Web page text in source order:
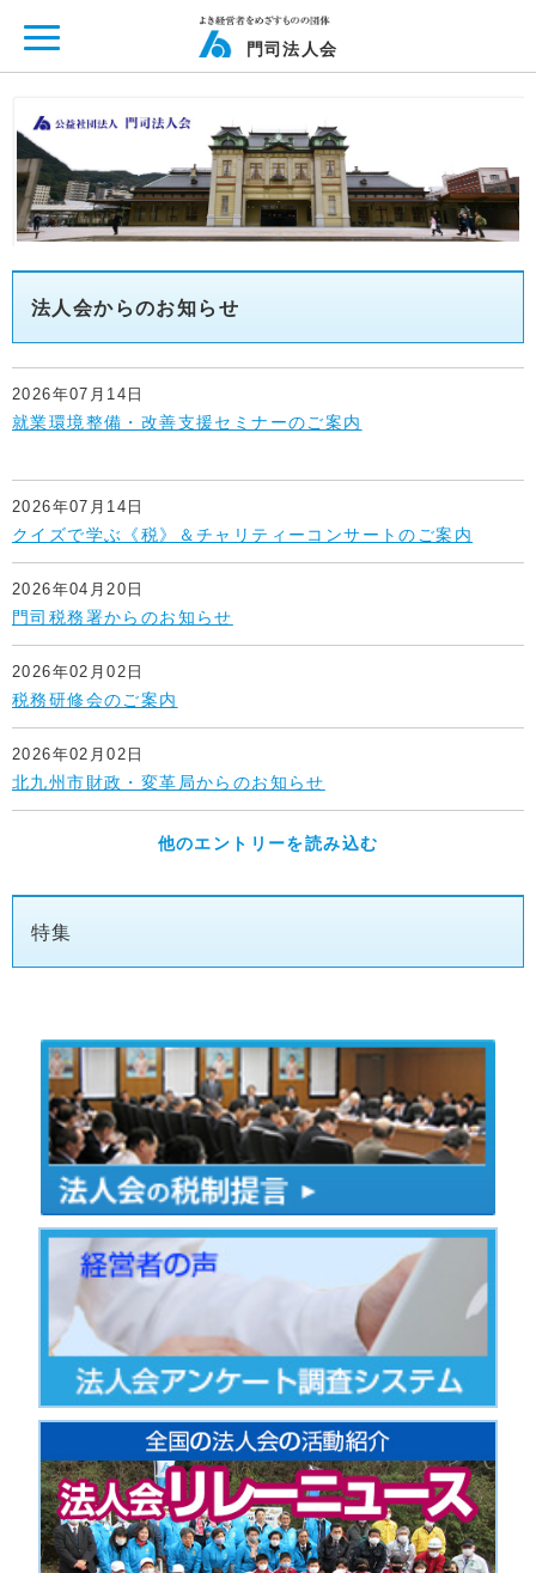
門司法人会
法人会からのお知らせ
2026年07月14日
就業環境整備・改善支援セミナーのご案内
2026年07月14日
クイズで学ぶ《税》＆チャリティーコンサートのご案内
2026年04月20日
門司税務署からのお知らせ
2026年02月02日
税務研修会のご案内
2026年02月02日
北九州市財政・変革局からのお知らせ
他のエントリーを読み込む
特集